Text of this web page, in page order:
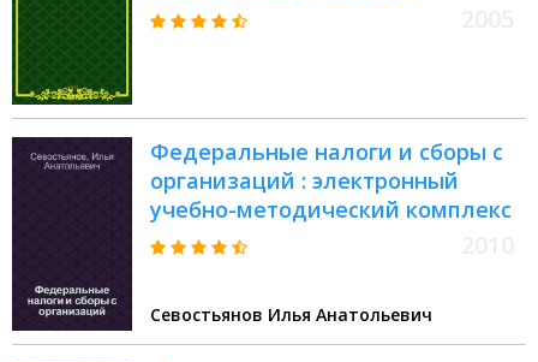
Федеральные налоги и сборы с
организаций : электронный
учебно-методический комплекс
Севостьянов Илья Анатольевич